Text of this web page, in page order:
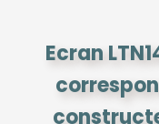
Ecran